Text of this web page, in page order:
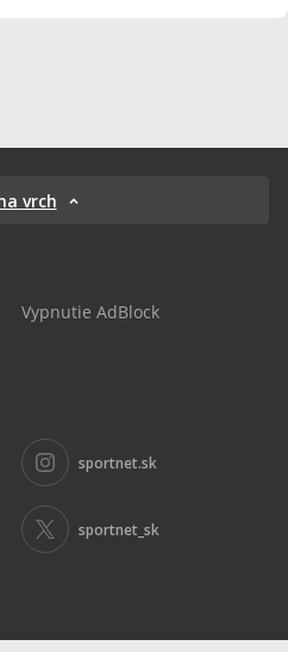
vrch
Vypnutie AdBlock
sportnet.sk
sportnet_sk